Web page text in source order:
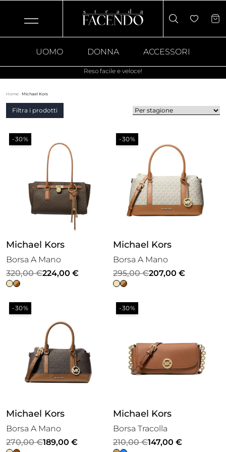
UOMO DONNA ACCESSORI
Reso facile e veloce!
Home · Michael Kors
Filtra i prodotti
-30%
Michael Kors
Borsa A Mano
320,00€
Il
prezzo
originale
era:
224,00 €
Il
prezzo
attuale
è:
-30%
Michael Kors
Borsa A Mano
295,00€
Il
prezzo
originale
era:
207,00 €
Il
prezzo
attuale
è:
-30%
Michael Kors
Borsa A Mano
270,00€
Il
189,00 €
Il
-30%
Michael Kors
Borsa Tracolla
210,00€
Il
147,00 €
Il